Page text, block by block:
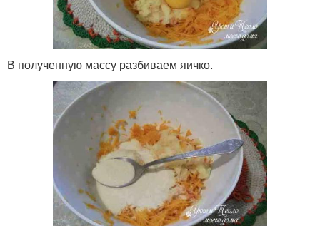
В полученную массу разбиваем яичко.